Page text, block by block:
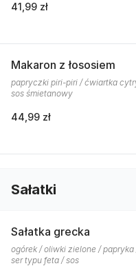
41,99 zł
Makaron z łososiem
papryczki piri-piri / ćwiartka
sos śmietanowy
44,99 zł
Sałatki
Sałatka grecka
ogórek / oliwki zielone /
ser typu feta / sos